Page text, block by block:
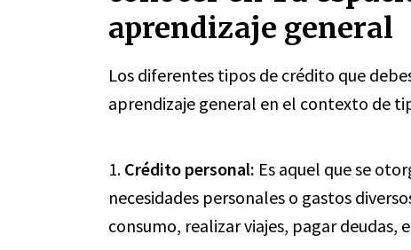
aprendizaje general
Los diferentes tipos de crédito que
aprendizaje general en el contexto de
1. Crédito personal: Es aquel que se
necesidades personales o gastos
consumo, realizar viajes, pagar deudas,